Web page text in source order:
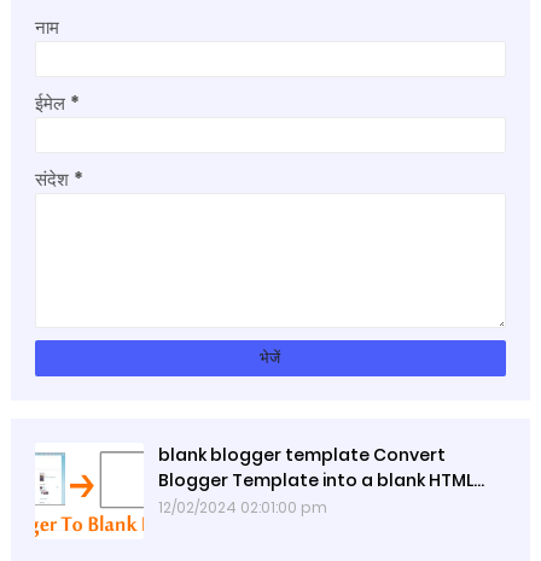
नाम
ईमेल *
संदेश *
blank blogger template Convert
Blogger Template into a blank HTML
Page
12/02/2024 02:01:00 pm